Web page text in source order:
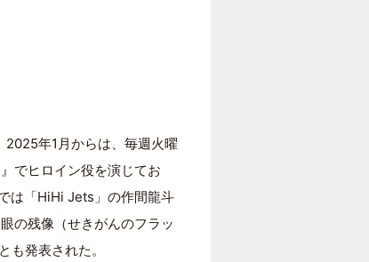
年1月からは、毎週火曜
でヒロイン役を演じてお
は「HiHi Jets」の作間龍斗
の残像（せきがんのフラッ
発表された。